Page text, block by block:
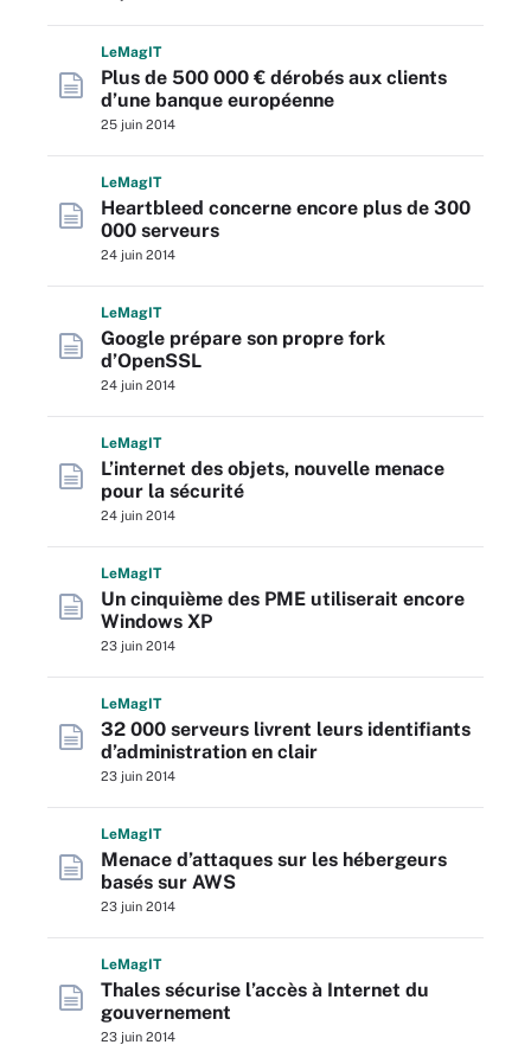
LeMagIT
Plus de 500 000 € dérobés aux clients
d’une banque européenne
25 juin 2014
LeMagIT
Heartbleed concerne encore plus de 300
000 serveurs
24 juin 2014
LeMagIT
Google prépare son propre fork
d’OpenSSL
24 juin 2014
LeMagIT
L’internet des objets, nouvelle menace
pour la sécurité
24 juin 2014
LeMagIT
Un cinquième des PME utiliserait encore
Windows XP
23 juin 2014
LeMagIT
32 000 serveurs livrent leurs identifiants
d’administration en clair
23 juin 2014
LeMagIT
Menace d’attaques sur les hébergeurs
basés sur AWS
23 juin 2014
LeMagIT
Thales sécurise l’accès à Internet du
gouvernement
23 juin 2014